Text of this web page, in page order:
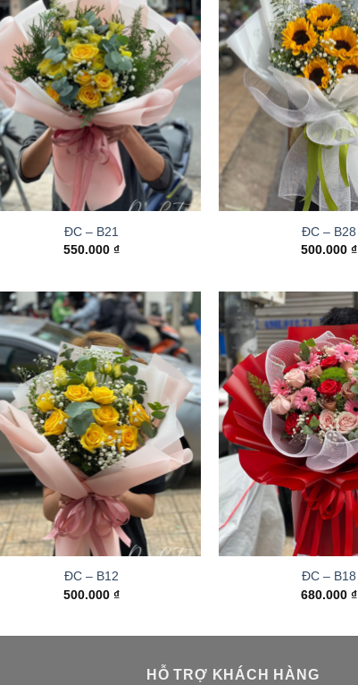
ĐC – B21
550.000 ₫
ĐC – B28
500.000 ₫
ĐC – B12
500.000 ₫
ĐC – B18
680.000 ₫
HỖ TRỢ KHÁCH HÀNG